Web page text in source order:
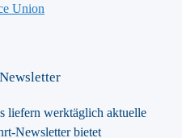
Union
werktäglich aktuelle
Newsletter bietet